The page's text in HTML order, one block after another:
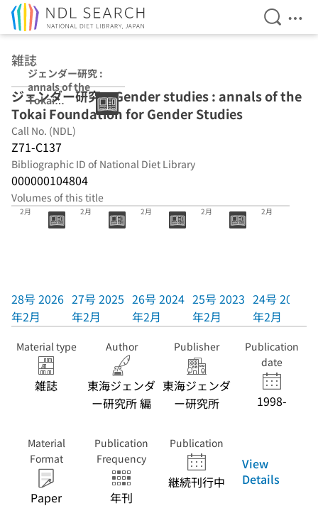
Open
雑誌
ジェンダー研究 :
annals of the
Tokai
Foundation for
Gender Studies
ジェンダー研究 = Gender studies : annals of the
Tokai Foundation for Gender Studies
Call No. (NDL)
Z71-C137
Bibliographic ID of National Diet Library
000000104804
Volumes of this title
28号 2026年
2月
28号 2026
年2月
27号 2025年
2月
27号 2025
年2月
2月
26号 2024
年2月
2月
25号 2023
年2月
2月
24号 2022
年2月
Material type
雑誌
Author
東海ジェンダ
ー研究所 編
Publisher
東海ジェンダ
ー研究所
Publication
date
1998-
Material
Format
Paper
Publication
Frequency
年刊
Publication
継続刊行中
View
Details